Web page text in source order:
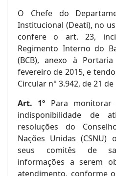
O Chefe do
Institucional (Deati), no
confere o art. 23,
Regimento Interno do
(BCB), anexo à
fevereiro de 2015, e
Circular n° 3.942, de 21
Art. 1º Para
indisponibilidade de
resoluções do
Nações Unidas (CSNU)
seus comitês de
informações a serem
atendimento, conforme